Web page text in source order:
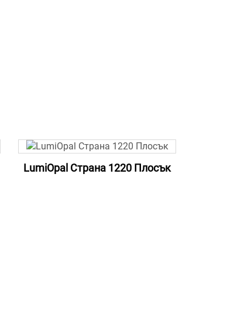
LumiOpal Страна 1220 Плосък